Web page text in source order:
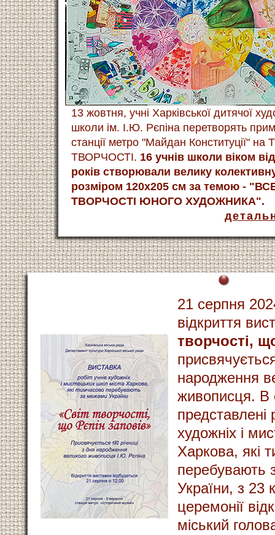
13 жовтня, учні Харківської дитячої
школи ім. І.Ю. Рєпіна перетворять
станції метро "Майдан Конституції"
ТВОРЧОСТІ. 16 учнів школи віком
років створювали велику
розміром 120х205 см за темою -
ТВОРЧОСТІ ЮНОГО ХУДОЖНИКА".
21 серпня
відкриття
творчості,
народження
живописця. В
представлені
художніх і
Харкова, які
перебувають
України, з 23
церемонії
міський